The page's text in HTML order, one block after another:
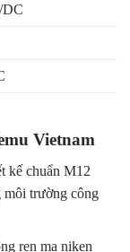
DC
Vietnam
kế chuẩn M12
môi trường công
ren mạ niken